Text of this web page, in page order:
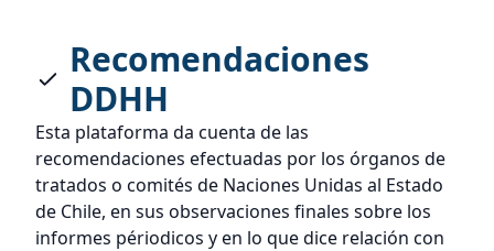
Recomendaciones
DDHH
Esta plataforma da cuenta de las
recomendaciones efectuadas por los órganos de
tratados o comités de Naciones Unidas al Estado
de Chile, en sus observaciones finales sobre los
informes périodicos y en lo que dice relación con